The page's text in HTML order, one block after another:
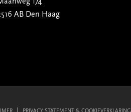
AB Den Haag